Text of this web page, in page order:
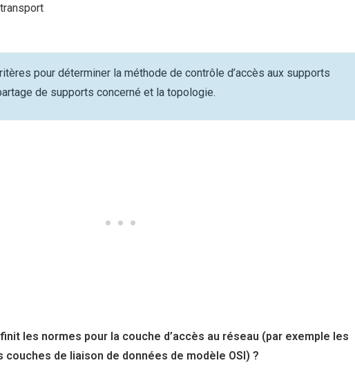
pour déterminer la méthode de contrôle d’accès aux supports
de supports concerné et la topologie.
les normes pour la couche d’accès au réseau (par exemple les
de liaison de données de modèle OSI) ?